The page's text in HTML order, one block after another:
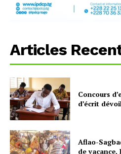
Articles
Concours
d’écrit
Aflao-
de